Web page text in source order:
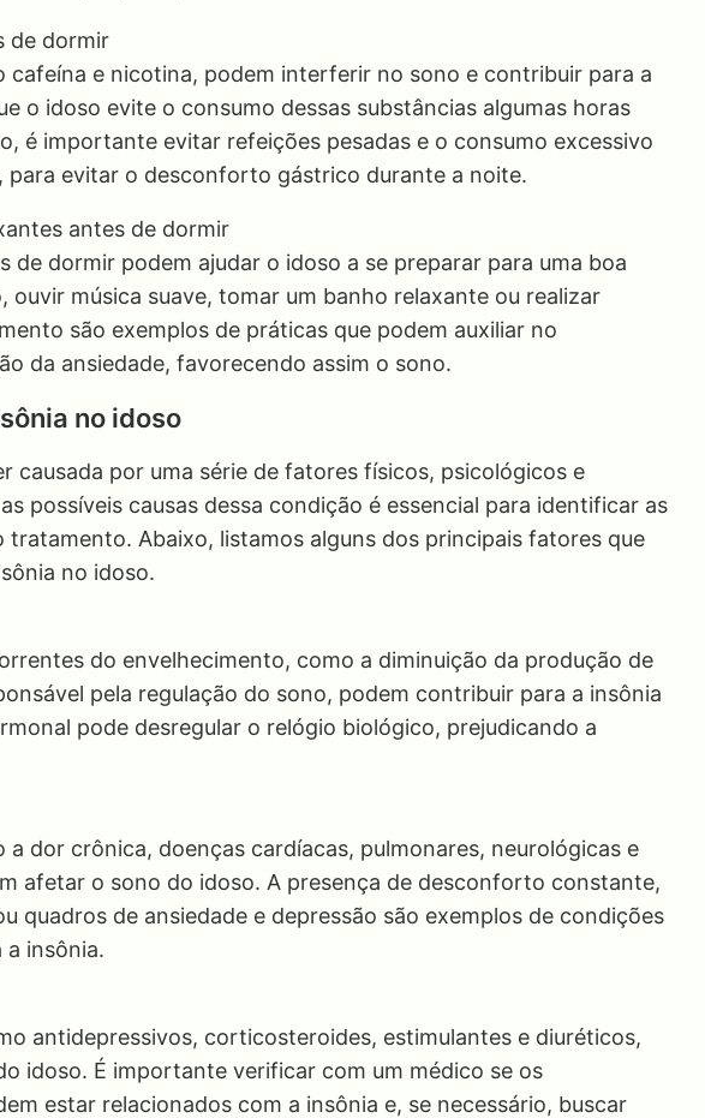
de dormir
cafeína e nicotina, podem interferir no sono e contribuir para a
o idoso evite o consumo dessas substâncias algumas horas
é importante evitar refeições pesadas e o consumo excessivo
para evitar o desconforto gástrico durante a noite.
antes de dormir
de dormir podem ajudar o idoso a se preparar para uma boa
ouvir música suave, tomar um banho relaxante ou realizar
são exemplos de práticas que podem auxiliar no
da ansiedade, favorecendo assim o sono.
no idoso
causada por uma série de fatores físicos, psicológicos e
possíveis causas dessa condição é essencial para identificar as
tratamento. Abaixo, listamos alguns dos principais fatores que
no idoso.
do envelhecimento, como a diminuição da produção de
pela regulação do sono, podem contribuir para a insônia
pode desregular o relógio biológico, prejudicando a
a dor crônica, doenças cardíacas, pulmonares, neurológicas e
afetar o sono do idoso. A presença de desconforto constante,
quadros de ansiedade e depressão são exemplos de condições
insônia.
antidepressivos, corticosteroides, estimulantes e diuréticos,
idoso. É importante verificar com um médico se os
estar relacionados com a insônia e, se necessário, buscar